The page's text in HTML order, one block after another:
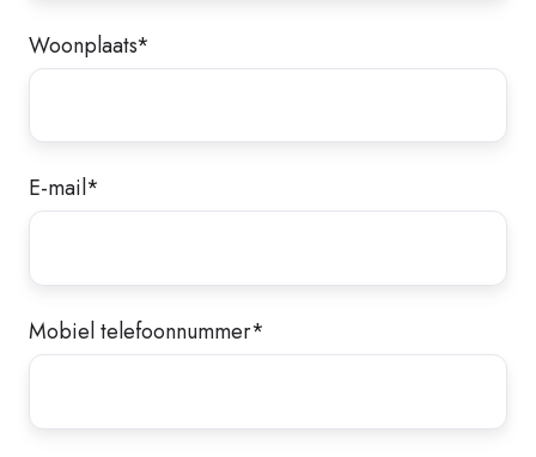
Woonplaats*
E-mail*
Mobiel telefoonnummer*